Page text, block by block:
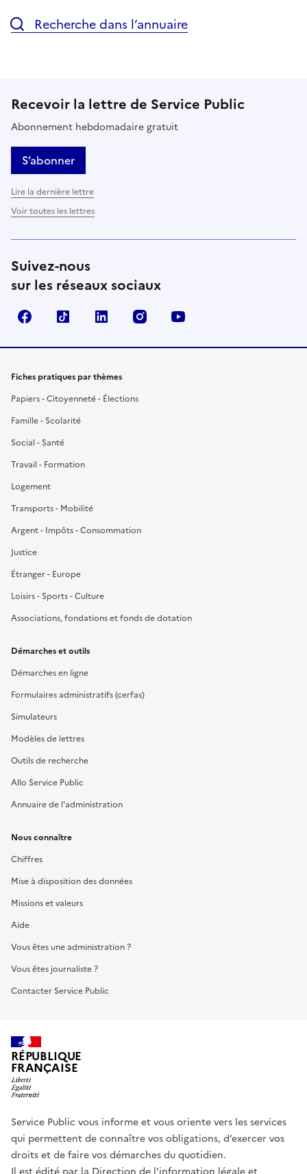
Recherche dans l’annuaire
Recevoir la lettre de Service Public
Abonnement hebdomadaire gratuit
S’abonner
Lire la dernière lettre
Voir toutes les lettres
Suivez-nous
sur les réseaux sociaux
FacebookTikTok LinkedIn Instagram
Fiches pratiques par thèmes
Papiers - Citoyenneté - Élections
Famille - Scolarité
Social - Santé
Travail - Formation
Logement
Transports - Mobilité
Argent - Impôts - Consommation
Justice
Étranger - Europe
Loisirs - Sports - Culture
Associations, fondations et fonds de dotation
Démarches et outils
Démarches en ligne
Formulaires administratifs (cerfas)
Simulateurs
Modèles de lettres
Outils de recherche
Allo Service Public
Annuaire de l'administration
Nous connaître
Chiffres
Mise à disposition des données
Missions et valeurs
Aide
Vous êtes une administration ?
Vous êtes journaliste ?
Contacter Service Public
RÉPUBLIQUE
FRANÇAISE
Service Public vous informe et vous oriente vers les services
qui permettent de connaître vos obligations, d’exercer vos
droits et de faire vos démarches du quotidien.